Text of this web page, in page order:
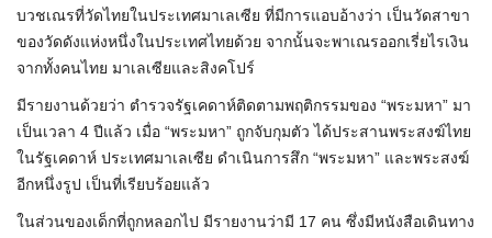
บวชเณรที่วัดไทยในประเทศมาเลเซีย ที่มีการแอบอ้างว่า เป็นวัดสาขา
ของวัดดังแห่งหนึ่งในประเทศไทยด้วย จากนั้นจะพาเณรออกเรี่ยไรเงิน
จากทั้งคนไทย มาเลเซียและสิงคโปร์
มีรายงานด้วยว่า ตำรวจรัฐเคดาห์ติดตามพฤติกรรมของ “พระมหา” มา
เป็นเวลา 4 ปีแล้ว เมื่อ “พระมหา” ถูกจับกุมตัว ได้ประสานพระสงฆ์ไทย
ในรัฐเคดาห์ ประเทศมาเลเซีย ดำเนินการสึก “พระมหา” และพระสงฆ์
อีกหนึ่งรูป เป็นที่เรียบร้อยแล้ว
ในส่วนของเด็กที่ถูกหลอกไป มีรายงานว่ามี 17 คน ซึ่งมีหนังสือเดินทาง